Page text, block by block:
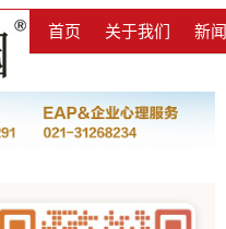
首页 关于我们 新